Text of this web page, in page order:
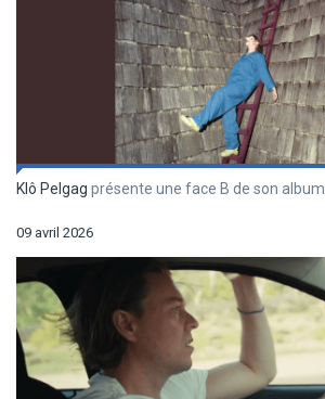
Klô Pelgag présente une face B de son album
09 avril 2026